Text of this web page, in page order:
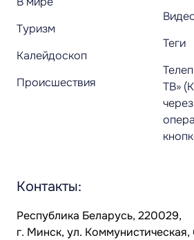
Туризм
Калейдоскоп
Происшествия
Теги
ТВ»
Контакты:
Республика Беларусь, 220029,
г. Минск, ул. Коммунистическая,